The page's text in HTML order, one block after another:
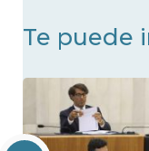
Te puede